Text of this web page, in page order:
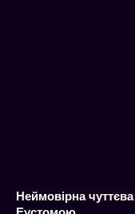
Неймовірна